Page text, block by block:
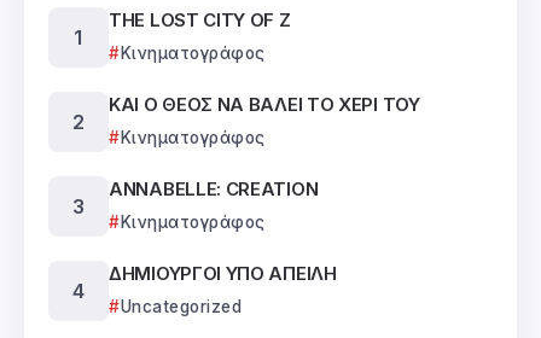
THE LOST CITY OF Z
Κινηματογράφος
ΚΑΙ Ο ΘΕΟΣ ΝΑ ΒΑΛΕΙ ΤΟ ΧΕΡΙ ΤΟΥ
Κινηματογράφος
ANNABELLE: CREATION
Κινηματογράφος
ΔΗΜΙΟΥΡΓΟΙ ΥΠΟ ΑΠΕΙΛΗ
Uncategorized